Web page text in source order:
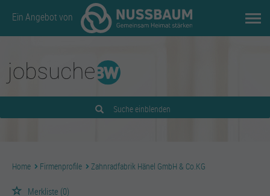
Ein Angebot von
Suche einblenden
Home Firmenprofile Zahnradfabrik Hänel GmbH & Co.KG
Merkliste (0)